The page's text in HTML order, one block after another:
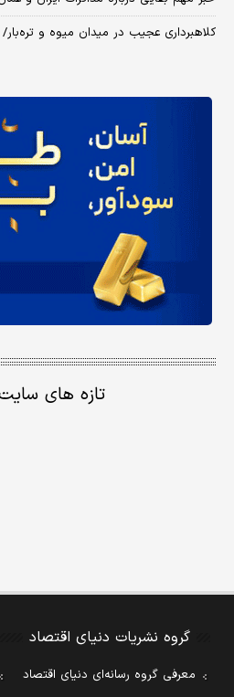
کلاهبرداری عجیب در میدان میوه و تره‌بار/ سرقت
تازه های
گروه نشریات دنیای اقتصاد
معرفی گروه رسانه‌ای دنیای اقتصاد